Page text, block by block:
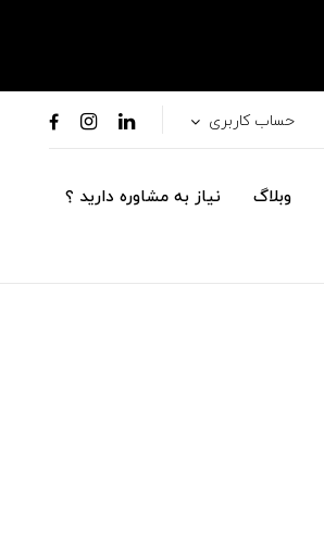
حساب کاربری
وبلاگ نیاز به مشاوره دارید ؟